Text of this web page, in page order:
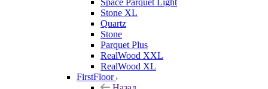
Space Parquet Light
Stone XL
Quartz
Stone
Parquet Plus
RealWood XXL
RealWood XL
FirstFloor